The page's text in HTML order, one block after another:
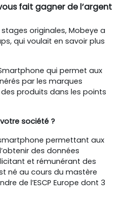
fait gagner de l’argent
originales, Mobeye a
qui voulait en savoir plus
qui permet aux
par les marques
produits dans les points
société ?
permettant aux
des données
et rémunérant des
né au cours du mastère
de l’ESCP Europe dont 3